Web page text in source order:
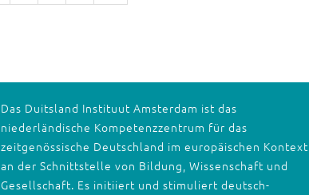
Das Duitsland Instituut Amsterdam ist das
niederländische Kompetenzzentrum für das
zeitgenössische Deutschland im europäischen Kontext
an der Schnittstelle von Bildung, Wissenschaft und
Gesellschaft. Es initiiert und stimuliert deutsch-